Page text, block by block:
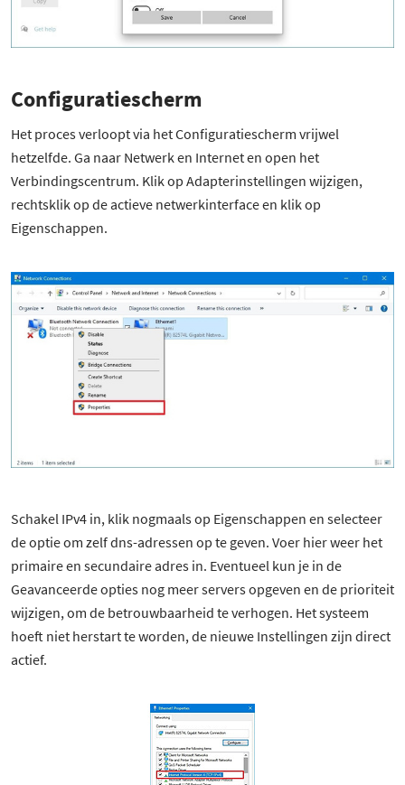
Configuratiescherm
Het proces verloopt via het Configuratiescherm vrijwel
hetzelfde. Ga naar Netwerk en Internet en open het
Verbindingscentrum. Klik op Adapterinstellingen wijzigen,
rechtsklik op de actieve netwerkinterface en klik op
Eigenschappen.
Schakel IPv4 in, klik nogmaals op Eigenschappen en selecteer
de optie om zelf dns-adressen op te geven. Voer hier weer het
primaire en secundaire adres in. Eventueel kun je in de
Geavanceerde opties nog meer servers opgeven en de prioriteit
wijzigen, om de betrouwbaarheid te verhogen. Het systeem
hoeft niet herstart te worden, de nieuwe Instellingen zijn direct
actief.